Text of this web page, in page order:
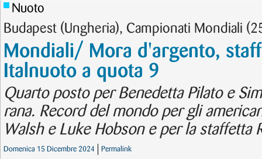
Nuoto
Budapest (Ungheria), Campionati Mondiali
Mondiali/ Mora d'argento,
Italnuoto a quota 9
Quarto posto per Benedetta Pilato e
rana. Record del mondo per gli
Walsh e Luke Hobson e per la staffetta
Domenica 15 Dicembre 2024 Permalink